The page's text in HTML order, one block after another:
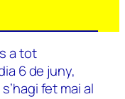
a tot
6 de juny,
fet mai al